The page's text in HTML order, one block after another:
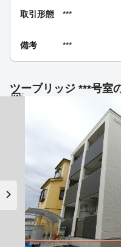
取引形態 ***
備考 ***
ツーブリッジ ***号室